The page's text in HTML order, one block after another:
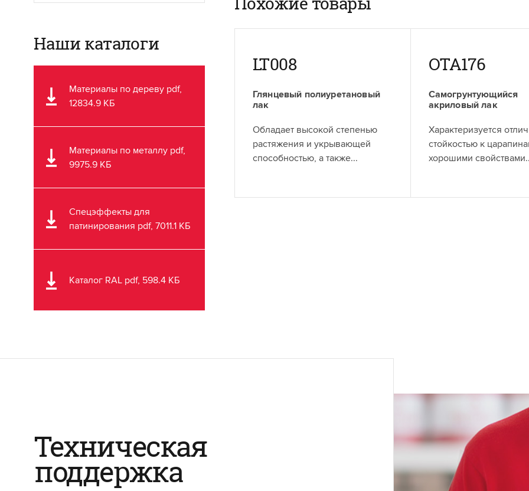
Наши каталоги
Материалы по дереву pdf,
12834.9 КБ
Материалы по металлу pdf,
9975.9 КБ
Спецэффекты для
патинирования pdf, 7011.1 КБ
Каталог RAL pdf, 598.4 КБ
LT008
Глянцевый полиуретановый
лак
Обладает высокой степенью
растяжения и укрывающей
способностью, а также...
OTA176
Самогрунтующийся
акриловый лак
Характеризуется
стойкостью к
хорошими
Техническая
поддержка